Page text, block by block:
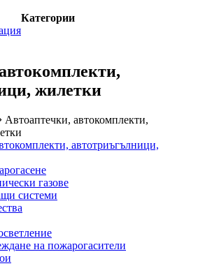
жилетки
Автоаптечки, автокомплекти,
Категории
автотриъгълници,
газове
системи
на пожарогасители